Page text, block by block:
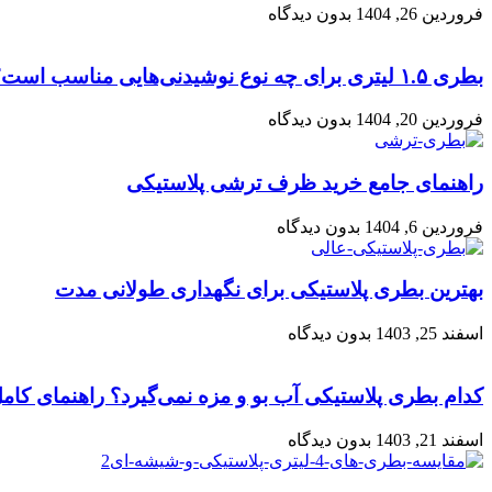
فروردین 26, 1404 بدون دیدگاه
بطری ۱.۵ لیتری برای چه نوع نوشیدنی‌هایی مناسب است؟
فروردین 20, 1404 بدون دیدگاه
راهنمای جامع خرید ظرف ترشی پلاستیکی
فروردین 6, 1404 بدون دیدگاه
بهترین بطری پلاستیکی برای نگهداری طولانی مدت
اسفند 25, 1403 بدون دیدگاه
کدام بطری پلاستیکی آب بو و مزه نمی‌گیرد؟ راهنمای
اسفند 21, 1403 بدون دیدگاه